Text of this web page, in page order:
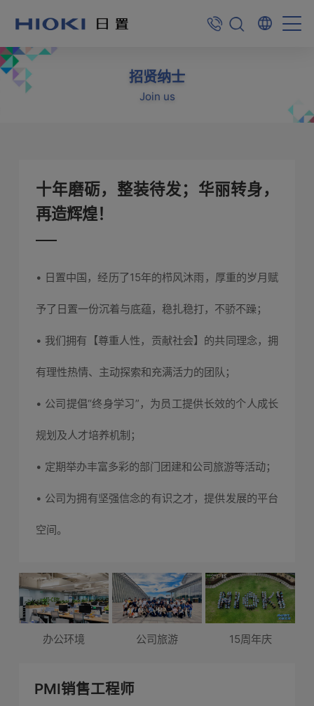
招贤纳士
Join us
十年磨砺，整装待发；华丽转身，
再造辉煌！
• 日置中国，经历了15年的栉风沐雨，厚重的岁月赋
予了日置一份沉着与底蕴，稳扎稳打，不骄不躁；
• 我们拥有【尊重人性，贡献社会】的共同理念，拥
有理性热情、主动探索和充满活力的团队；
• 公司提倡“终身学习”，为员工提供长效的个人成长
规划及人才培养机制；
• 定期举办丰富多彩的部门团建和公司旅游等活动；
• 公司为拥有坚强信念的有识之才，提供发展的平台
空间。
办公环境 公司旅游 15周年庆
PMI销售工程师